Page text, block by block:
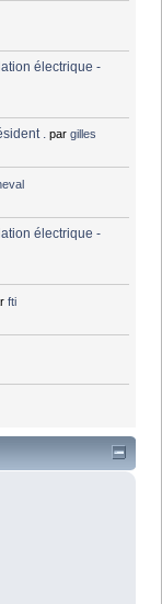
électrique -
. pargilles
électrique -
fti